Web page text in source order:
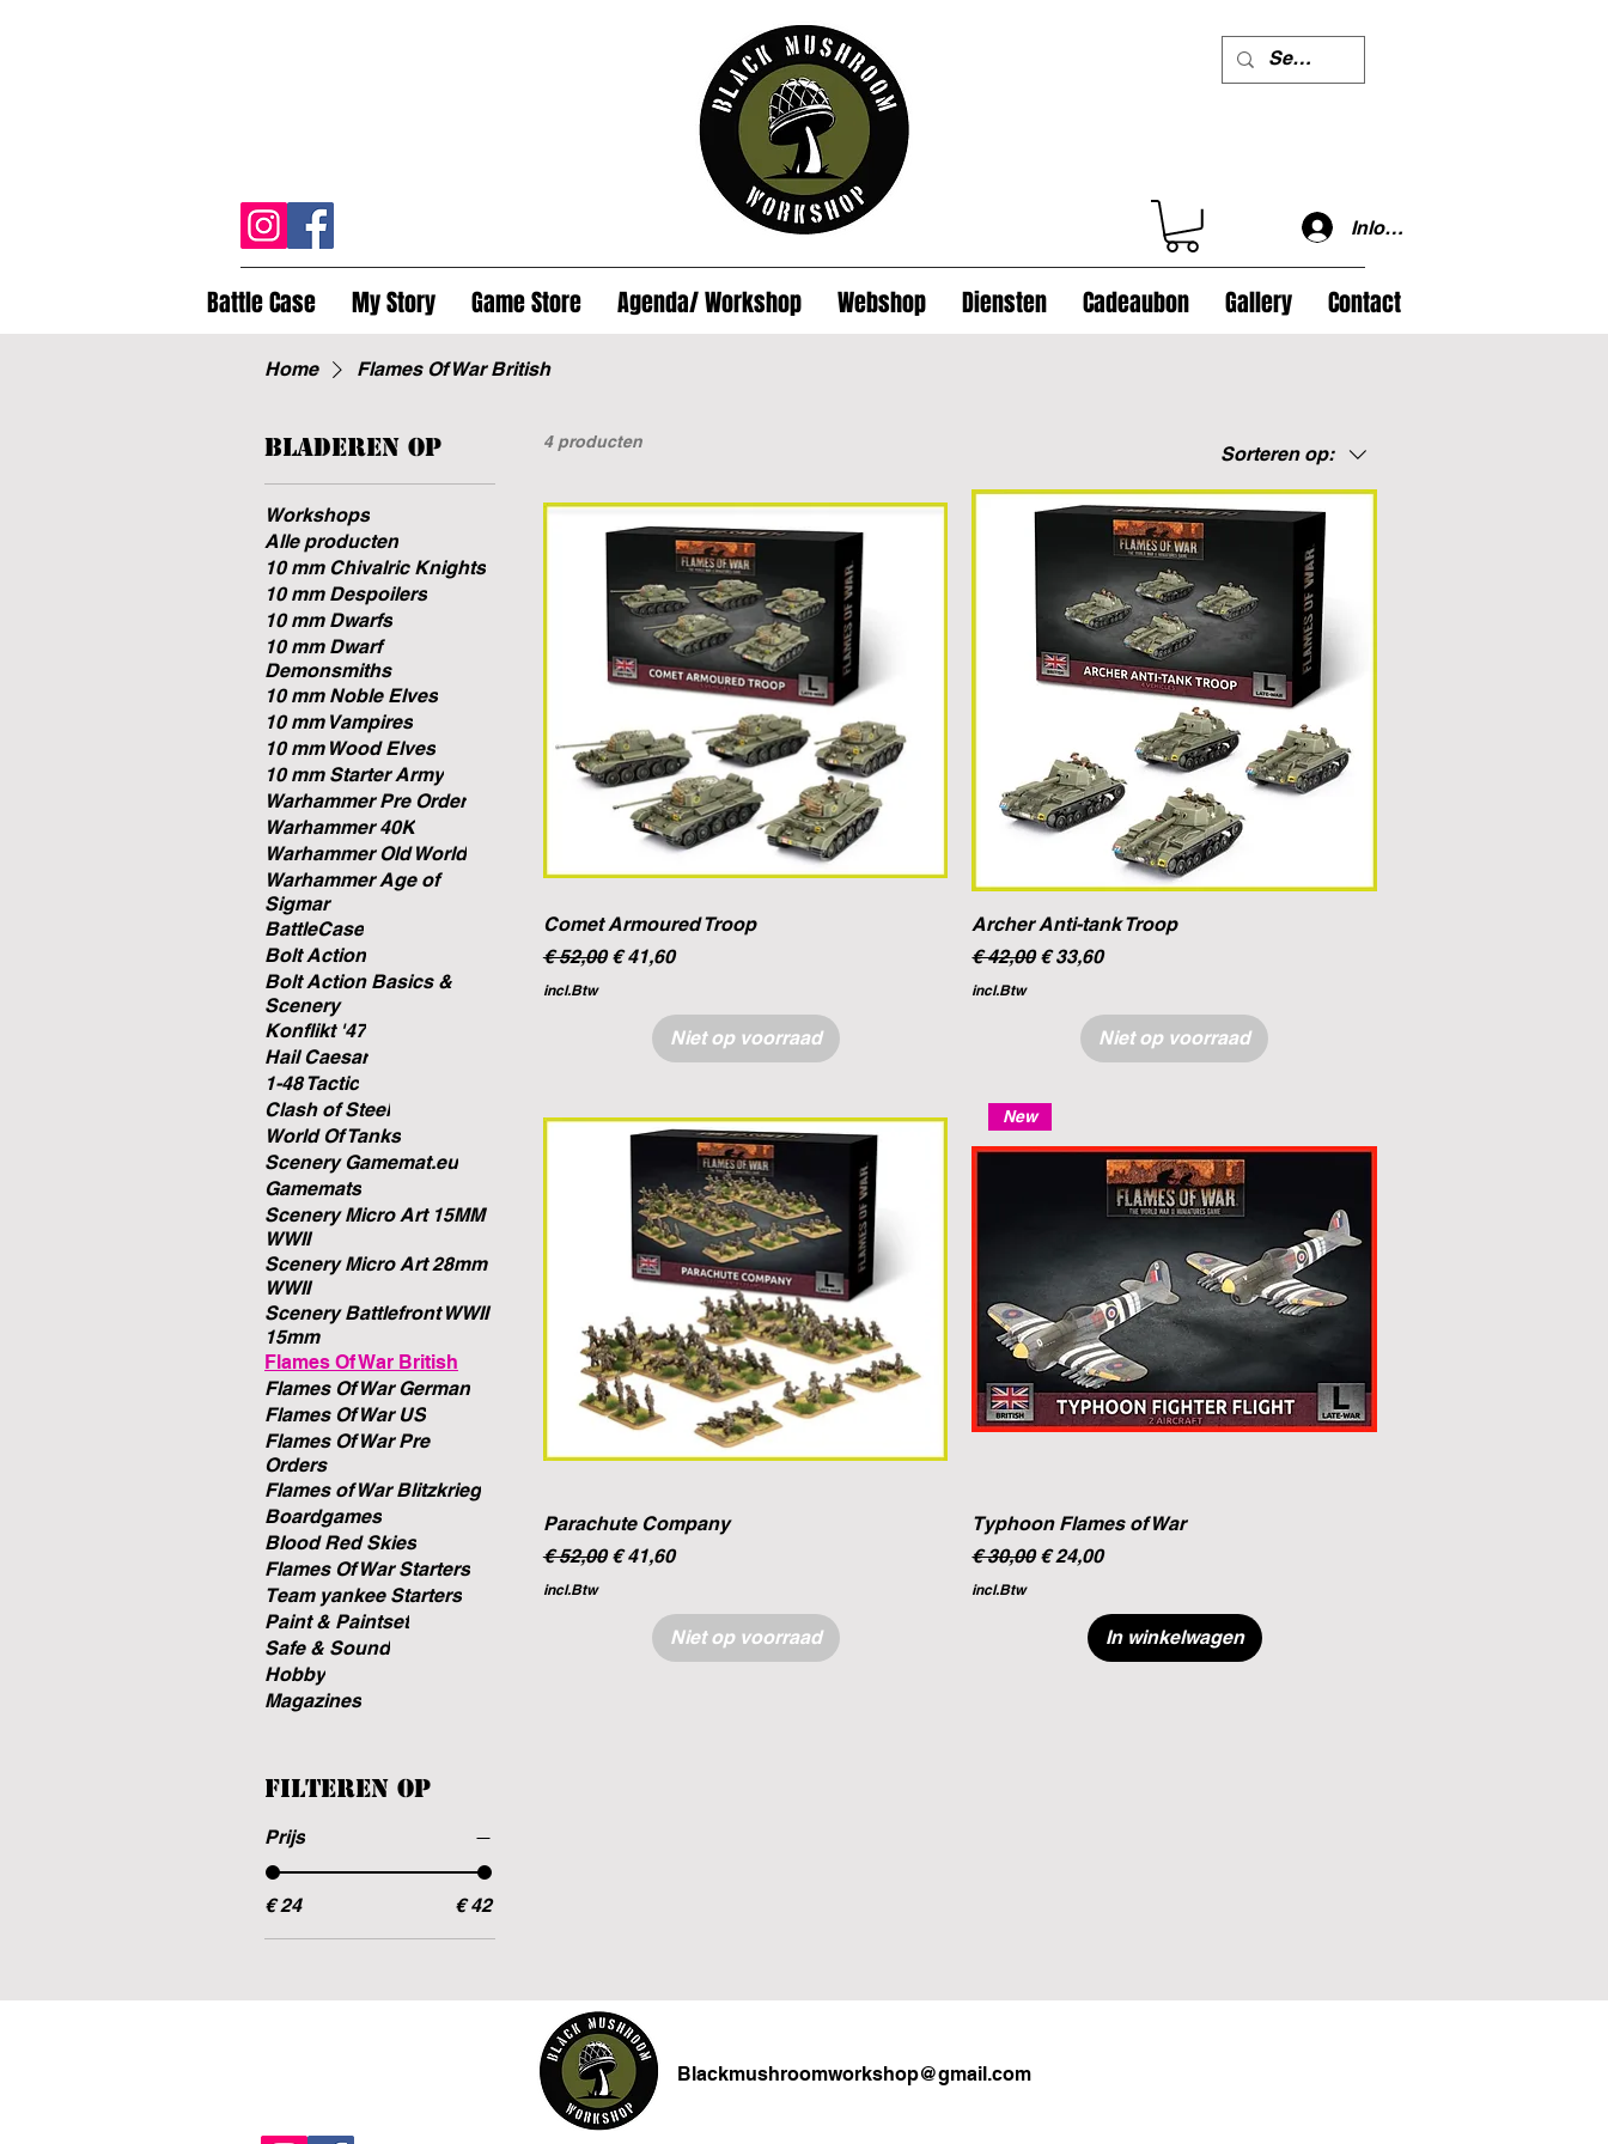
Inloggen
Battle Case My Story Game Store Agenda/ Workshop Webshop Diensten Cadeaubon Gallery Contact
Home Flames Of War British
Bladeren op
Workshops
Alle producten
10 mm Chivalric Knights
10 mm Despoilers
10 mm Dwarfs
10 mm Dwarf
Demonsmiths
10 mm Noble Elves
10 mm Vampires
10 mm Wood Elves
10 mm Starter Army
Warhammer Pre Order
Warhammer 40K
Warhammer Old World
Warhammer Age of
Sigmar
BattleCase
Bolt Action
Bolt Action Basics &
Scenery
Konflikt '47
Hail Caesar
1-48 Tactic
Clash of Steel
World Of Tanks
Scenery Gamemat.eu
Gamemats
Scenery Micro Art 15MM
WWII
Scenery Micro Art 28mm
WWII
Scenery Battlefront WWII
15mm
Flames Of War British
Flames Of War German
Flames Of War US
Flames Of War Pre
Orders
Flames of War Blitzkrieg
Boardgames
Blood Red Skies
Flames Of War Starters
Team yankee Starters
Paint & Paintset
Safe & Sound
Hobby
Magazines
Filteren op
Prijs
€ 24 € 42
4 producten
Sorteren op:
Comet Armoured Troop
Normale prijs
€ 52,00 Verkoopprijs
€ 41,60
incl.Btw
Niet op voorraad
Archer Anti-tank Troop
Normale prijs
€ 42,00 Verkoopprijs
€ 33,60
incl.Btw
Niet op voorraad
Parachute Company
Normale prijs
€ 52,00 Verkoopprijs
€ 41,60
incl.Btw
Niet op voorraad
New
Typhoon Flames of War
Normale prijs
€ 30,00 Verkoopprijs
€ 24,00
incl.Btw
In winkelwagen
Blackmushroomworkshop@gmail.com